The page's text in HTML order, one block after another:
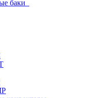
баки